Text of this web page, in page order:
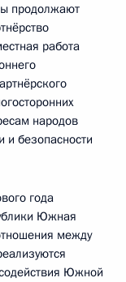
продолжают
работа
народов
и безопасности
года
Южная
между
Южной